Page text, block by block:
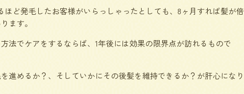
ど発毛したお客様がいらっしゃったとしても、8ヶ月すれば髪が倍
ます。
法でケアをするならば、1年後には効果の限界点が訪れるもので
進めるか？、そしていかにその後髪を維持できるか？が肝心になり